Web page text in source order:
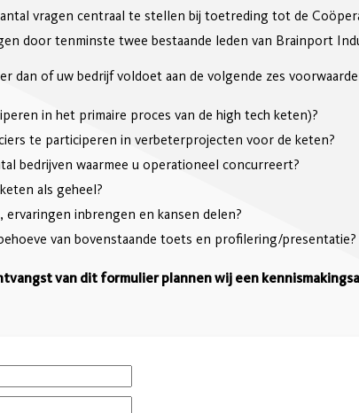
vragen centraal te stellen bij toetreding tot de
door tenminste twee bestaande leden van Brainport
of uw bedrijf voldoet aan de volgende zes
in het primaire proces van de high tech keten)?
te participeren in verbeterprojecten voor de keten?
bedrijven waarmee u operationeel concurreert?
als geheel?
inbrengen en kansen delen?
van bovenstaande toets en profilering/presentatie?
van dit formulier plannen wij een